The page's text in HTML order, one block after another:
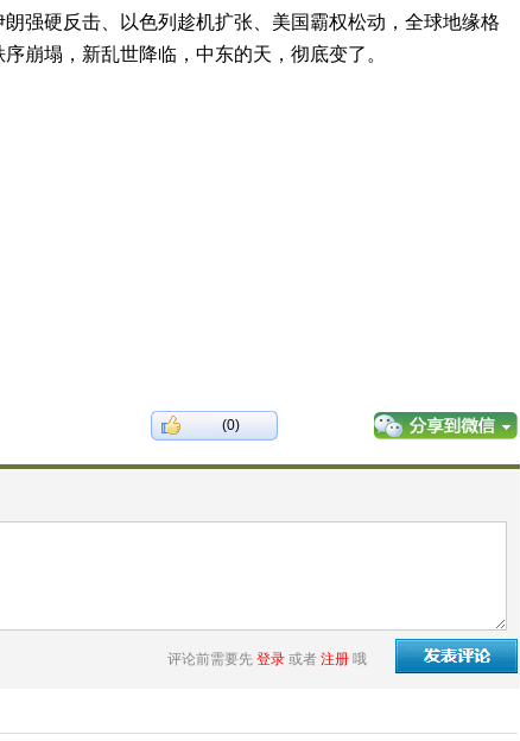
强硬反击、以色列趁机扩张、美国霸权松动，全球地缘格
崩塌，新乱世降临，中东的天，彻底变了。
(0)
评论前需要先 登录 或者 注册 哦